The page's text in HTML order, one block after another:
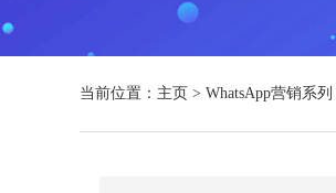
当前位置： 主页 > WhatsApp营销系列